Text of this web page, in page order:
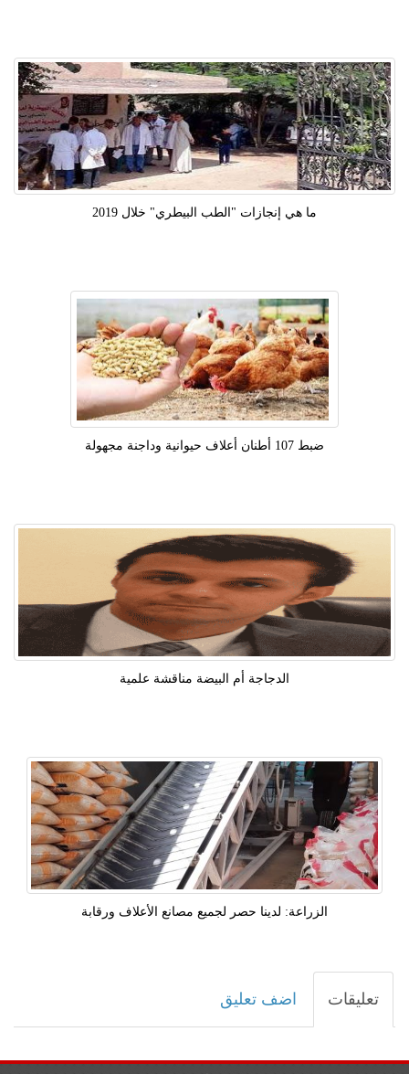
ما هي إنجازات "الطب البيطري" خلال 2019
ضبط 107 أطنان أعلاف حيوانية وداجنة مجهولة
الدجاجة أم البيضة مناقشة علمية
الزراعة: لدينا حصر لجميع مصانع الأعلاف ورقابة
تعليقات اضف تعليق